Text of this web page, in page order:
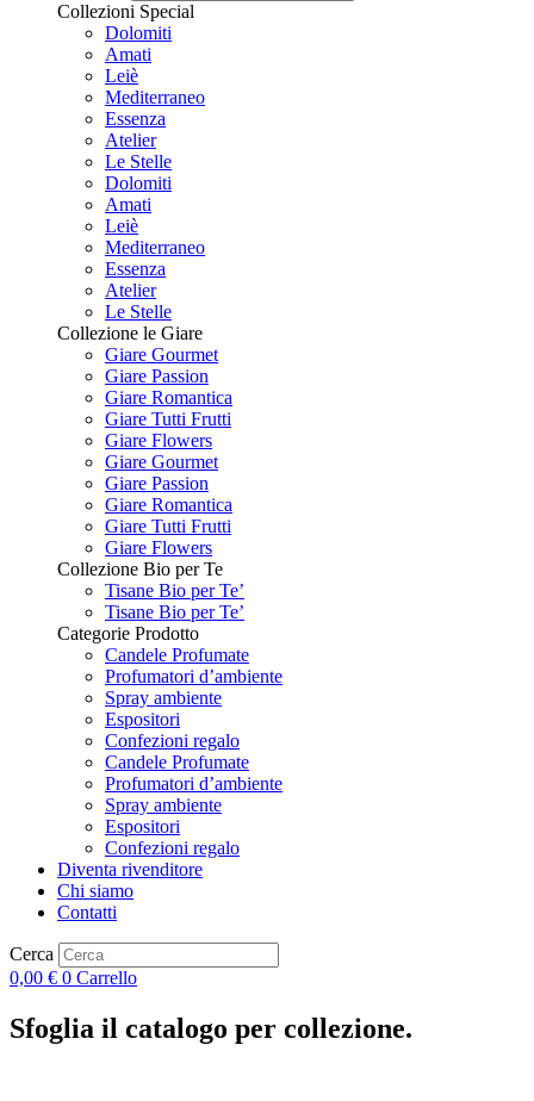
Collezioni Special
Dolomiti
Amati
Leiè
Mediterraneo
Essenza
Atelier
Le Stelle
Dolomiti
Amati
Leiè
Mediterraneo
Essenza
Atelier
Le Stelle
Collezione le Giare
Giare Gourmet
Giare Passion
Giare Romantica
Giare Tutti Frutti
Giare Flowers
Giare Gourmet
Giare Passion
Giare Romantica
Giare Tutti Frutti
Giare Flowers
Collezione Bio per Te
Tisane Bio per Te’
Tisane Bio per Te’
Categorie Prodotto
Candele Profumate
Profumatori d’ambiente
Spray ambiente
Espositori
Confezioni regalo
Candele Profumate
Profumatori d’ambiente
Spray ambiente
Espositori
Confezioni regalo
Diventa rivenditore
Chi siamo
Contatti
Cerca
0,00 € 0 Carrello
Sfoglia il catalogo per collezione.